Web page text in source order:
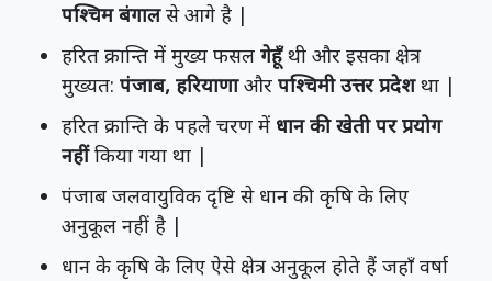
पश्चिम बंगालसे आगे है |
हरित क्रान्ति में मुख्य फसल गेहूँथी और इसका क्षेत्र
मुख्यत: पंजाब, हरियाणाऔर पश्चिमी उत्तर प्रदेशथा |
हरित क्रान्ति के पहले चरण में धान की खेती पर प्रयोग
नहींकिया गया था |
पंजाब जलवायुविक दृष्टि से धान की कृषि के लिए
अनुकूल नहीं है |
धान के कृषि के लिए ऐसे क्षेत्र अनुकूल होते हैं जहाँ वर्षा